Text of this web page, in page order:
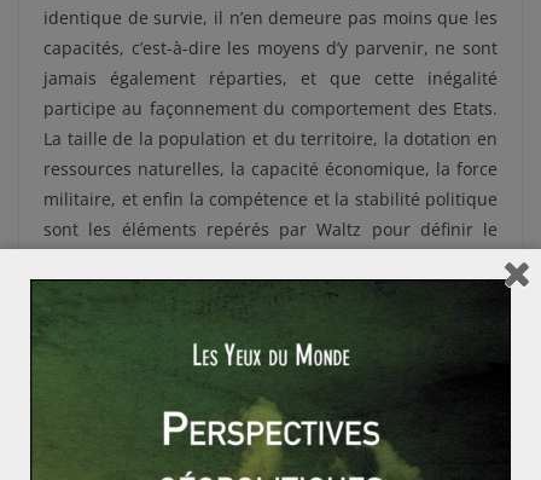
identique de survie, il n’en demeure pas moins que les
capacités, c’est-à-dire les moyens d’y parvenir, ne sont
jamais également réparties, et que cette inégalité
participe au façonnement du comportement des Etats.
La taille de la population et du territoire, la dotation en
ressources naturelles, la capacité économique, la force
militaire, et enfin la compétence et la stabilité politique
sont les éléments repérés par Waltz pour définir le
Ainsi, pour les néoréalistes,
simple caractéristique du système international comme
pouvaient l’affirmer les réalistes classiques, mais elle
est la cause de toutes les actions étatiques entreprises
sur la scène internationale. Cette structure anarchique
l’insécuritépour les Etats, ces derniers sont